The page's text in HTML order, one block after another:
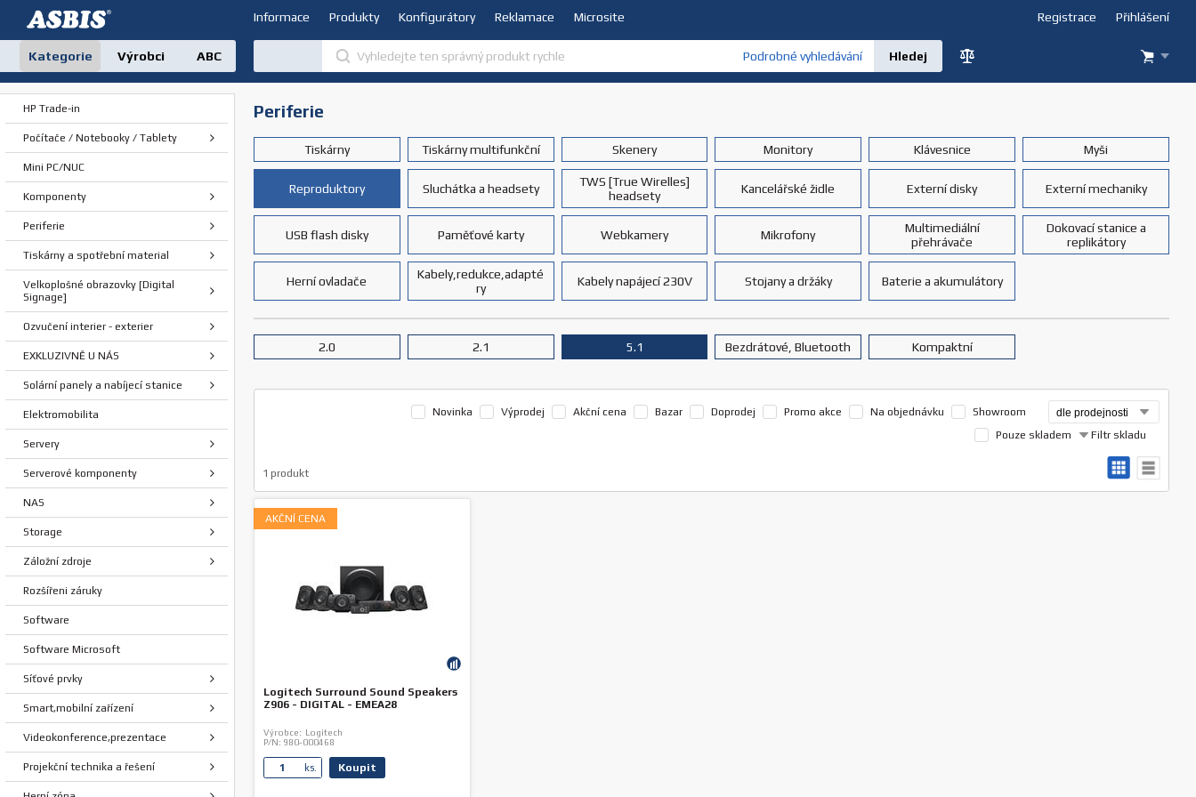
Informace Produkty Konfigurátory Reklamace Microsite Přihlášení
Registrace
Podrobné vyhledávání
Periferie
Tiskárny Tiskárny multifunkční Skenery Monitory Klávesnice Myši
Reproduktory Sluchátka a headsety
TWS [True Wirelles]
headsety
Kancelářské židle Externí disky Externí mechaniky
USB flash disky Paměťové karty Webkamery Mikrofony
Multimediální
přehrávače
Dokovací stanice a
replikátory
Herní ovladače
Kabely,redukce,adapté
ry
Kabely napájecí 230V Stojany a držáky Baterie a akumulátory
2.0 2.1 5.1 Bezdrátové, Bluetooth Kompaktní
Novinka Výprodej Akční cena Bazar Doprodej Promo akce Na objednávku
Showroom
Filtr skladu
Pouze skladem
1 produkt
AKČNÍ CENA
Logitech Surround Sound Speakers
Z906 - DIGITAL - EMEA28
Výrobce: Logitech
P/N: 980-000468
ks. Koupit
Kategorie Výrobci ABC
HP Trade-in
Počítače / Notebooky / Tablety
Mini PC/NUC
Komponenty
Periferie
Tiskárny a spotřební material
Velkoplošné obrazovky [Digital
Signage]
Ozvučení interier - exterier
EXKLUZIVNĚ U NÁS
Solární panely a nabíjecí stanice
Elektromobilita
Servery
Serverové komponenty
NAS
Storage
Záložní zdroje
Rozšířeni záruky
Software
Software Microsoft
Síťové prvky
Smart,mobilní zařízení
Videokonference,prezentace
Projekční technika a řešení